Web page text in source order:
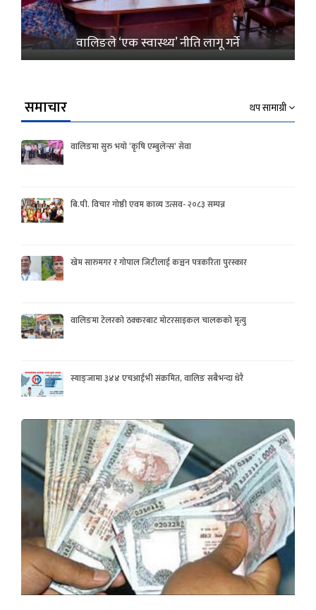
वालिङले ‘एक स्वास्थ्य’ नीति लागू गर्ने
समाचार थप सामाग्री
वालिङमा सुरु भयो ‘कृषि एम्बुलेन्स’ सेवा
बि.पी. विचार गोष्ठी एवम काव्य उत्सव- २०८३ सम्पन्न
खेम सारुमगर र गोपाल जिटीलाई कञ्चन पत्रकरिता पुरस्कार
वालिङमा टेलरको ठक्करबाट मोटरसाइकल चालकको मृत्यु
स्याङ्जामा ३४४ एचआईभी संक्रमित, वालिङ सबैभन्दा धेरै